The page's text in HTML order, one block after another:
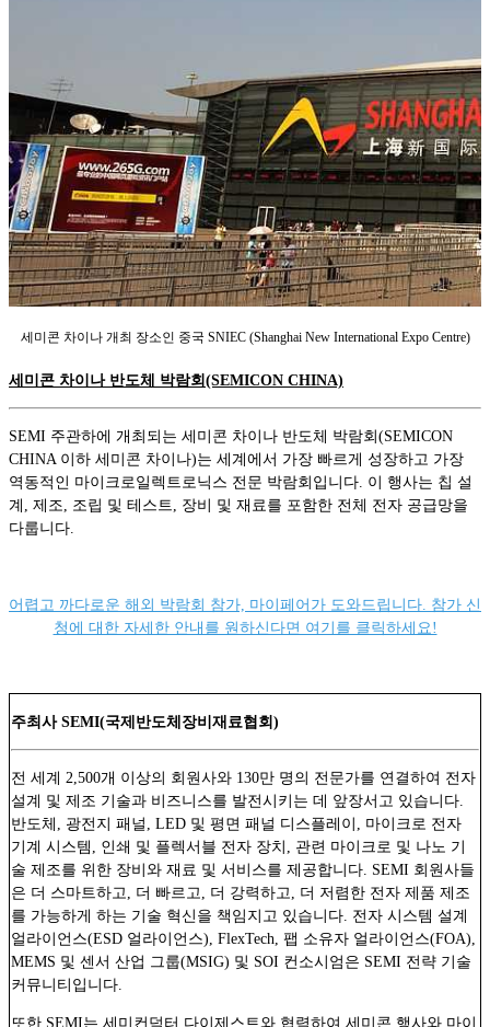
세미콘 차이나 개최 장소인 중국 SNIEC (Shanghai New International Expo Centre)
세미콘 차이나 반도체 박람회(SEMICON CHINA)
SEMI 주관하에 개최되는 세미콘 차이나 반도체 박람회(SEMICON
CHINA 이하 세미콘 차이나)는 세계에서 가장 빠르게 성장하고 가장
역동적인 마이크로일렉트로닉스 전문 박람회입니다. 이 행사는 칩 설
계, 제조, 조립 및 테스트, 장비 및 재료를 포함한 전체 전자 공급망을
다룹니다.
어렵고 까다로운 해외 박람회 참가, 마이페어가 도와드립니다. 참가 신
청에 대한 자세한 안내를 원하신다면 여기를 클릭하세요!
주최사 SEMI(국제반도체장비재료협회)
전 세계 2,500개 이상의 회원사와 130만 명의 전문가를 연결하여 전자
설계 및 제조 기술과 비즈니스를 발전시키는 데 앞장서고 있습니다.
반도체, 광전지 패널, LED 및 평면 패널 디스플레이, 마이크로 전자
기계 시스템, 인쇄 및 플렉서블 전자 장치, 관련 마이크로 및 나노 기
술 제조를 위한 장비와 재료 및 서비스를 제공합니다. SEMI 회원사들
은 더 스마트하고, 더 빠르고, 더 강력하고, 더 저렴한 전자 제품 제조
를 가능하게 하는 기술 혁신을 책임지고 있습니다. 전자 시스템 설계
얼라이언스(ESD 얼라이언스), FlexTech, 팹 소유자 얼라이언스(FOA),
MEMS 및 센서 산업 그룹(MSIG) 및 SOI 컨소시엄은 SEMI 전략 기술
커뮤니티입니다.
또한 SEMI는 세미컨덕터 다이제스트와 협력하여 세미콘 행사와 마이